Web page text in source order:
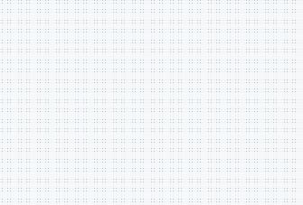
EURO PER TRE PROGETTI NEL VERONESE.